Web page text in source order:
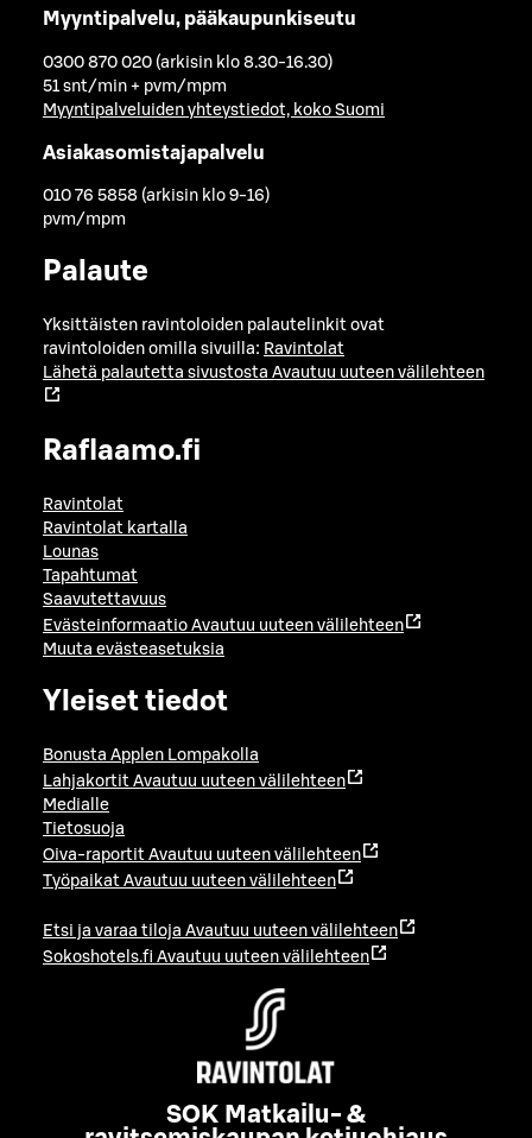
Myyntipalvelu, pääkaupunkiseutu
0300 870 020 (arkisin klo 8.30-16.30)
51 snt/min + pvm/mpm
Myyntipalveluiden yhteystiedot, koko Suomi
Asiakasomistajapalvelu
010 76 5858 (arkisin klo 9-16)
pvm/mpm
Palaute
Yksittäisten ravintoloiden palautelinkit ovat
ravintoloiden omilla sivuilla: Ravintolat
Lähetä palautetta sivustosta Avautuu uuteen välilehteen
Raflaamo.fi
Ravintolat
Ravintolat kartalla
Lounas
Tapahtumat
Saavutettavuus
Evästeinformaatio Avautuu uuteen välilehteen
Muuta evästeasetuksia
Yleiset tiedot
Bonusta Applen Lompakolla
Lahjakortit Avautuu uuteen välilehteen
Medialle
Tietosuoja
Oiva-raportit Avautuu uuteen välilehteen
Työpaikat Avautuu uuteen välilehteen
Etsi ja varaa tiloja Avautuu uuteen välilehteen
Sokoshotels.fi Avautuu uuteen välilehteen
SOK Matkailu- &